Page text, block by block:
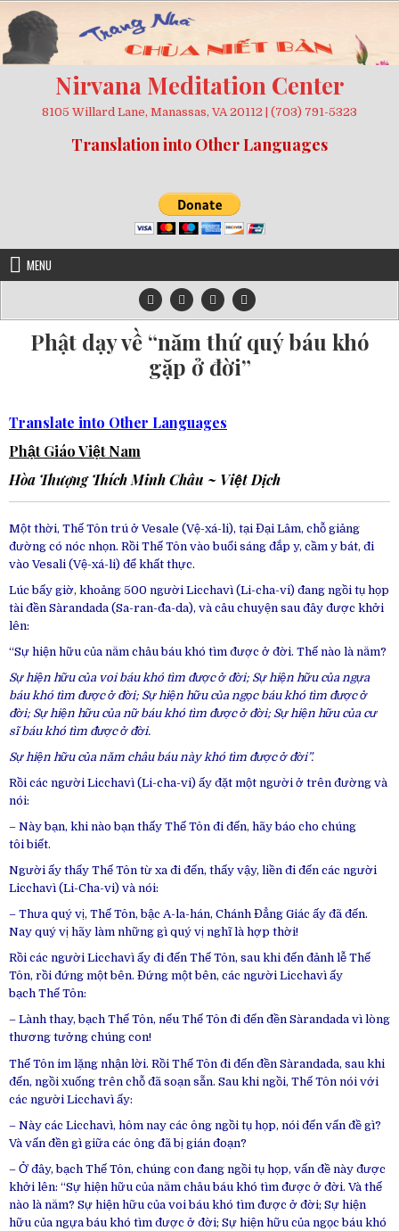
to
content
Nirvana Meditation Center
8105 Willard Lane, Manassas, VA 20112 | (703) 791-5323
Translation into Other Languages
MENU
Phật dạy về “năm thứ quý báu khó
gặp ở đời”
Translate into Other Languages
Phật Giáo Việt Nam
Hòa ThượngThích Minh Châu ~ Việt Dịch
Một thời, Thế Tôn trú ở Vesale (Vệ-xá-li), tại Đại Lâm, chỗ giảng
đường có nóc nhọn. Rồi Thế Tôn vào buổi sáng đắp y, cầm y bát, đi
vào Vesali (Vệ-xá-li) để khất thực.
Lúc bấy giờ, khoảng 500 người Licchavì (Li-cha-vi) đang ngồi tụ họp
tài đền Sàrandada (Sa-ran-đa-da), và câu chuyện sau đây được khởi
lên:
“Sự hiện hữu của năm châu báu khó tìm được ở đời. Thế nào là năm?
Sự hiện hữu của voi báu khó tìm được ở đời; Sự hiện hữu của ngựa
báu khó tìm được ở đời; Sự hiện hữu của ngọc báu khó tìm được ở
đời; Sự hiện hữu của nữ báu khó tìm được ở đời; Sự hiện hữu của cư
sĩ báu khó tìm được ở đời.
Sự hiện hữu của năm châu báu này khó tìm được ở đời”.
Rồi các người Licchavì (Li-cha-vi) ấy đặt một người ở trên đường và
nói:
– Này bạn, khi nào bạn thấy Thế Tôn đi đến, hãy báo cho chúng
tôi biết.
Người ấy thấy Thế Tôn từ xa đi đến, thấy vậy, liền đi đến các người
Licchavì (Li-Cha-vi) và nói:
– Thưa quý vị, Thế Tôn, bậc A-la-hán, Chánh Đẳng Giác ấy đã đến.
Nay quý vị hãy làm những gì quý vị nghĩ là hợp thời!
Rồi các người Licchavì ấy đi đến Thế Tôn, sau khi đến đảnh lễ Thế
Tôn, rồi đứng một bên. Đứng một bên, các người Licchavì ấy
bạch Thế Tôn:
– Lành thay, bạch Thế Tôn, nếu Thế Tôn đi đến đền Sàrandada vì lòng
thương tưởng chúng con!
Thế Tôn im lặng nhận lời. Rồi Thế Tôn đi đến đền Sàrandada, sau khi
đến, ngồi xuống trên chỗ đã soạn sẵn. Sau khi ngồi, Thế Tôn nói với
các người Licchavì ấy:
– Này các Licchavì, hôm nay các ông ngồi tụ họp, nói đến vấn đề gì?
Và vấn đền gì giữa các ông đã bị gián đoạn?
– Ở đây, bạch Thế Tôn, chúng con đang ngồi tụ họp, vấn đề này được
khởi lên: “Sự hiện hữu của năm châu báu khó tìm được ở đời. Và thế
nào là năm? Sự hiện hữu của voi báu khó tìm được ở đời; Sự hiện
hữu của ngựa báu khó tìm được ở đời; Sự hiện hữu của ngọc báu khó